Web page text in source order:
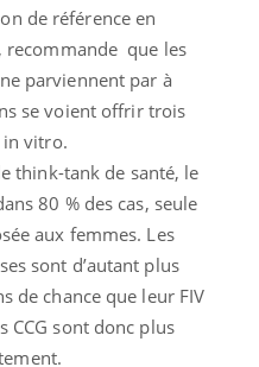
de référence en
recommande que les
parviennent par à
se voient offrir trois
vitro.
think-tank de santé, le
80 % des cas, seule
aux femmes. Les
sont d’autant plus
de chance que leur FIV
CCG sont donc plus